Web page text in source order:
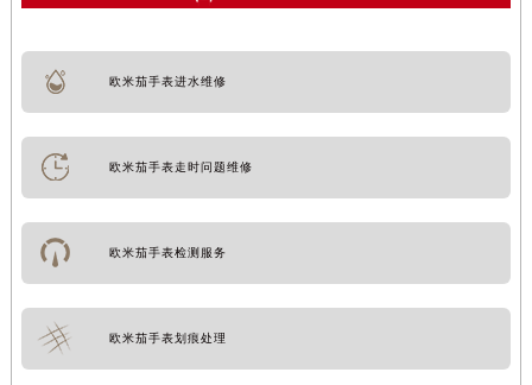
欧米茄手表进水维修
欧米茄手表走时问题维修
欧米茄手表检测服务
欧米茄手表划痕处理